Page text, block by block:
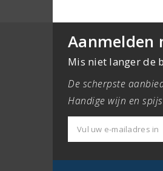
Aanmelden
Mis niet langer de
De scherpste
Handige wijn en